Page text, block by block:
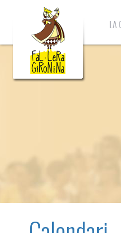
LA